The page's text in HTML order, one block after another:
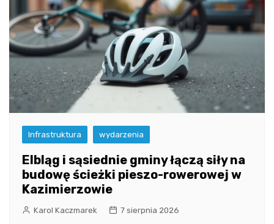
Infrastruktura wydarzenia
Elbląg i sąsiednie gminy łączą siły na
budowę ścieżki pieszo-rowerowej w
Kazimierzowie
Karol Kaczmarek 7 sierpnia 2026